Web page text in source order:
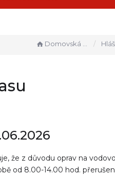
Domovská stránka
že z důvodu oprav na
od 8.00-14.00 hod.